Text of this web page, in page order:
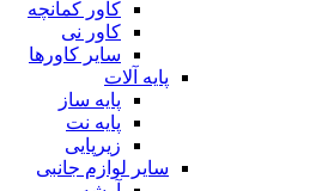
کاور کمانچه
کاور نی
سایر کاورها
پایه آلات
پایه ساز
پایه نت
زیرپایی
سایر لوازم جانبی